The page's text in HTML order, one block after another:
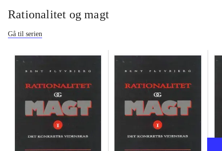
Rationalitet og magt
Gå til serien